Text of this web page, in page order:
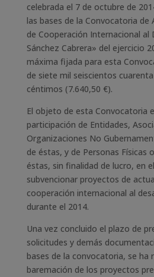
celebrada el 7 de octubre de
las bases de la Convocatoria de
de Cooperación Internacional al
Sánchez Cabrera» del ejercicio
máxima fijada para esta
de siete mil seiscientos
céntimos (7.640,50 €).
El objeto de esta Convocatoria
participación de Entidades,
Organizaciones No
de éstas, y de Personas Físicas
éstas, sin finalidad de lucro, en
subvencionar proyectos de
cooperación internacional al
durante el 2014.
Una vez concluido el plazo de
solicitudes y demás
bases de la convocatoria, se ha
baremación de los proyectos